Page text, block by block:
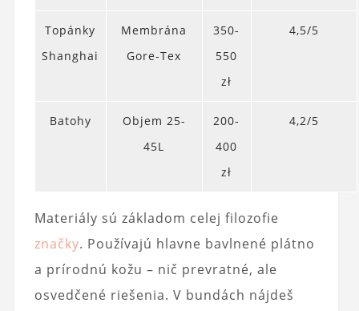
Topánky
Shanghai
Membrána
Gore-Tex
350-
550
zł
4,5/5
Batohy
Objem 25-
45L
200-
400
zł
4,2/5
Materiály sú základom celej filozofie
značky. Používajú hlavne bavlnené plátno
a prírodnú kožu – nič prevratné, ale
osvedčené riešenia. V bundách nájdeš